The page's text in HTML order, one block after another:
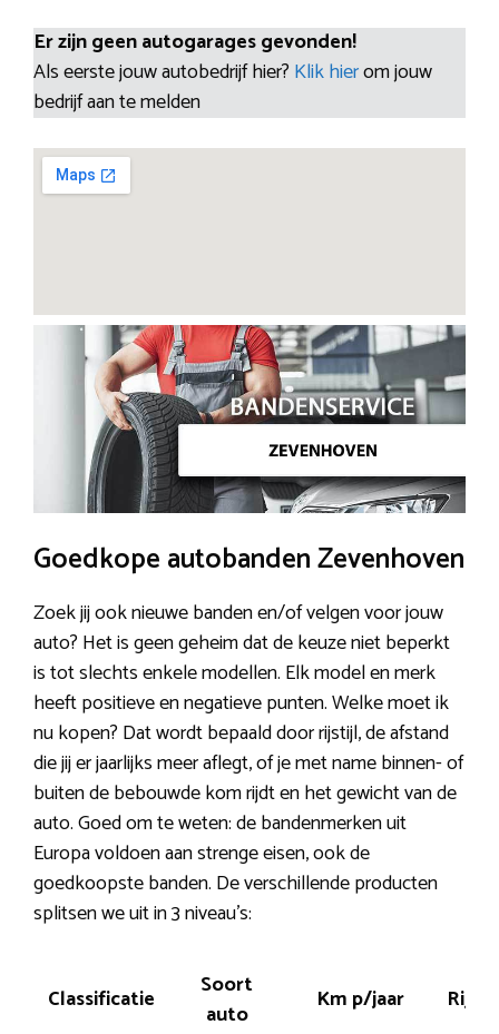
Er zijn geen autogarages gevonden!
Als eerste jouw autobedrijf hier? Klik hierom jouw
bedrijf aan te melden
Goedkope autobanden Zevenhoven
Zoek jij ook nieuwe banden en/of velgen voor jouw
auto? Het is geen geheim dat de keuze niet beperkt
is tot slechts enkele modellen. Elk model en merk
heeft positieve en negatieve punten. Welke moet ik
nu kopen? Dat wordt bepaald door rijstijl, de afstand
die jij er jaarlijks meer aflegt, of je met name binnen- of
buiten de bebouwde kom rijdt en het gewicht van de
auto. Goed om te weten: de bandenmerken uit
Europa voldoen aan strenge eisen, ook de
goedkoopste banden. De verschillende producten
splitsen we uit in 3 niveau’s:
Classificatie
Soort
auto
Km p/jaar